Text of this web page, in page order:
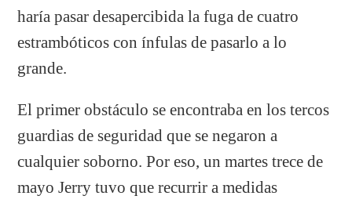
haría pasar desapercibida la fuga de cuatro
estrambóticos con ínfulas de pasarlo a lo
grande.
El primer obstáculo se encontraba en los tercos
guardias de seguridad que se negaron a
cualquier soborno. Por eso, un martes trece de
mayo Jerry tuvo que recurrir a medidas